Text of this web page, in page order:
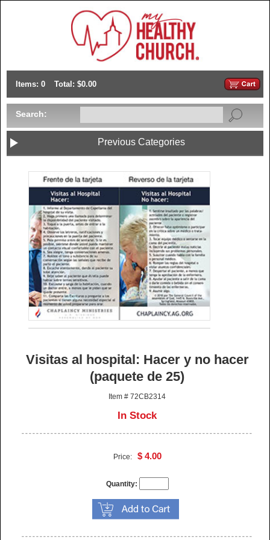
Items: 0 Total: $0.00
Search:
Previous Categories
Visitas al hospital: Hacer y no hacer
(paquete de 25)
Item # 72CB2314
In Stock
Price: $ 4.00
Quantity: